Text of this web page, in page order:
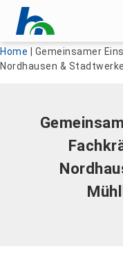
Menü überspringen
Menü überspringen
Home
Gemeinsamer
Nordhausen &